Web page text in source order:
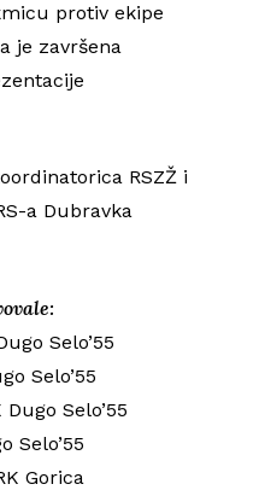
protiv ekipe
je završena
RSZŽ i
a Dubravka
Selo’55
Selo’55
Selo’55
Selo’55
Gorica